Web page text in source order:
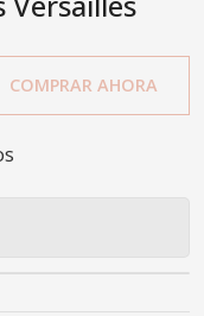
COMPRAR AHORA